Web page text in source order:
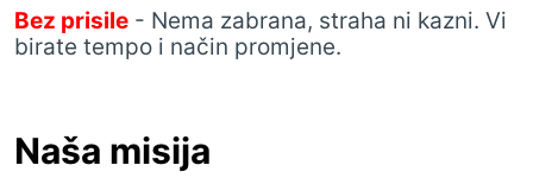
Bez prisile - Nema zabrana, straha ni kazni. Vi
birate tempo i način promjene.
Naša misija